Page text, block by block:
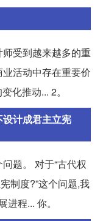
受到越来越多的重
活动中存在重要价
化推动... 2。
计成君主立宪
题。 对于“古代权
制度?”这个问题,我
程... 你。